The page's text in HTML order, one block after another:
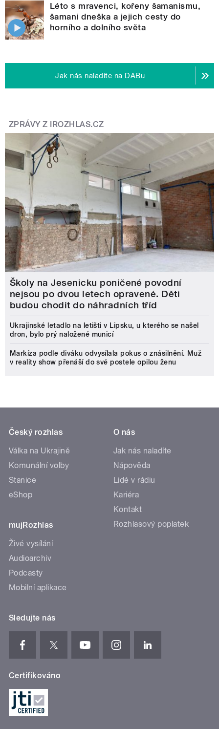
Léto s mravenci, kořeny šamanismu,
šamani dneška a jejich cesty do
horního a dolního světa
Jak nás naladíte na DABu
ZPRÁVY Z IROZHLAS.CZ
Školy na Jesenicku poničené povodní
nejsou po dvou letech opravené. Děti
budou chodit do náhradních tříd
Ukrajinské letadlo na letišti v Lipsku, u kterého se našel
dron, bylo prý naložené municí
Markíza podle diváku odvysílala pokus o znásilnění. Muž
v reality show přenáší do své postele opilou ženu
Český rozhlas
Válka na Ukrajině
Komunální volby
Stanice
eShop
mujRozhlas
Živé vysílání
Audioarchiv
Podcasty
Mobilní aplikace
O nás
Jak nás naladíte
Nápověda
Lidé v rádiu
Kariéra
Kontakt
Rozhlasový poplatek
Sledujte nás
Certifikováno